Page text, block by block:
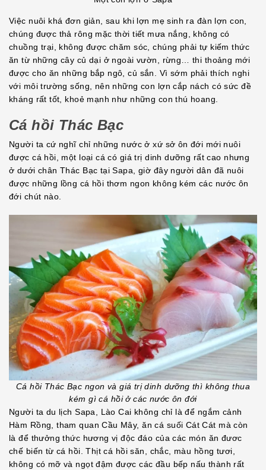
Việc nuôi khá đơn giản, sau khi lợn mẹ sinh ra đàn lợn con,
chúng được thả rông mặc thời tiết mưa nắng, không có
chuồng trại, không được chăm sóc, chúng phải tự kiếm thức
ăn từ những cây củ dại ở ngoài vườn, rừng… thi thoảng mới
được cho ăn những bắp ngô, củ sắn. Vì sớm phải thích nghi
với môi trường sống, nên những con lợn cắp nách có sức đề
kháng rất tốt, khoẻ mạnh như những con thú hoang.
Cá hồi Thác Bạc
Người ta cứ nghĩ chỉ những nước ở xứ sở ôn đới mới nuôi
được cá hồi, một loại cá có giá trị dinh dưỡng rất cao nhưng
ở dưới chân Thác Bạc tại Sapa, giờ đây người dân đã nuôi
được những lồng cá hồi thơm ngon không kém các nước ôn
đới chút nào.
Cá hồi Thác Bạc ngon và giá trị dinh dưỡng thì không thua
kém gì cá hồi ở các nước ôn đới
Người ta du lịch Sapa, Lào Cai không chỉ là để ngắm cảnh
Hàm Rồng, tham quan Cầu Mây, ăn cá suối Cát Cát mà còn
là để thưởng thức hương vị độc đáo của các món ăn đươc
chế biến từ cá hồi. Thịt cá hồi săn, chắc, màu hồng tươi,
không có mỡ và ngọt đậm được các đầu bếp nấu thành rất